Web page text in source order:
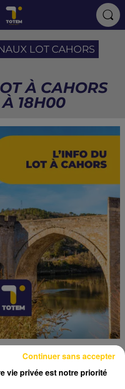
LOT CAHORS
À CAHORS
18H00
vie privée est notre priorité
Continuer sans accepter